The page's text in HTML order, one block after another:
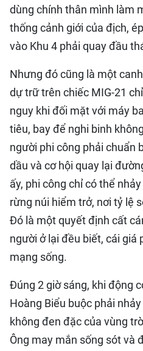
dùng chính thân mình làm
thống cảnh giới của địch,
vào Khu 4 phải quay đầu
​Nhưng đó cũng là một
dự trữ trên chiếc MIG-21
nguy khi đối mặt với máy
tiêu, bay để nghi binh
người phi công phải chuẩn
dầu và cơ hội quay lại
ấy, phi công chỉ có thể
rừng núi hiểm trở, nơi tỷ lệ
Đó là một quyết định cất
người ở lại đều biết, cái giá
mạng sống.
​Đúng 2 giờ sáng, khi động
Hoàng Biểu buộc phải
không đen đặc của vùng
Ông may mắn sống sót và